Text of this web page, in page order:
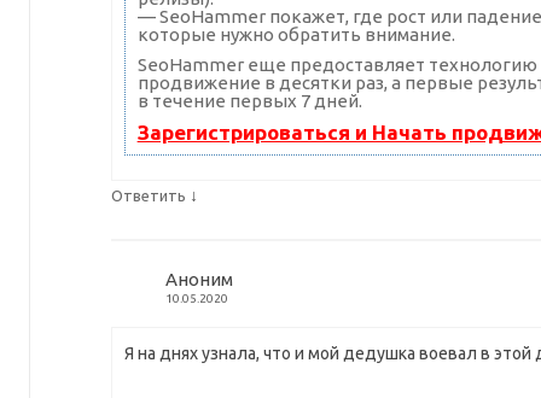
— SeoHammer покажет, где рост или
которые нужно обратить внимание.
SeoHammer еще предоставляет технологию
продвижение в десятки раз, а первые
в течение первых 7 дней.
Зарегистрироваться и Начать
Ответить ↓
Аноним
10.05.2020
Я на днях узнала, что и мой дедушка воевал в этой